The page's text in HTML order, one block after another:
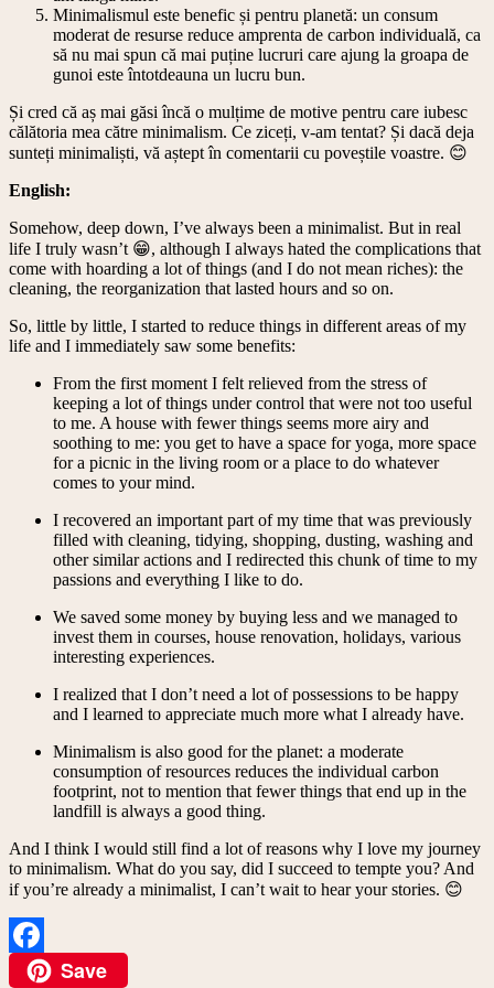
Minimalismul este benefic și pentru planetă: un consum
moderat de resurse reduce amprenta de carbon individuală, ca
să nu mai spun că mai puține lucruri care ajung la groapa de
gunoi este întotdeauna un lucru bun.
Și cred că aș mai găsi încă o mulțime de motive pentru care iubesc
călătoria mea către minimalism. Ce ziceți, v-am tentat? Și dacă deja
sunteți minimaliști, vă aștept în comentarii cu poveștile voastre. 😊
English:
Somehow, deep down, I’ve always been a minimalist. But in real
life I truly wasn’t 😁, although I always hated the complications that
come with hoarding a lot of things (and I do not mean riches): the
cleaning, the reorganization that lasted hours and so on.
So, little by little, I started to reduce things in different areas of my
life and I immediately saw some benefits:
From the first moment I felt relieved from the stress of
keeping a lot of things under control that were not too useful
to me. A house with fewer things seems more airy and
soothing to me: you get to have a space for yoga, more space
for a picnic in the living room or a place to do whatever
comes to your mind.
I recovered an important part of my time that was previously
filled with cleaning, tidying, shopping, dusting, washing and
other similar actions and I redirected this chunk of time to my
passions and everything I like to do.
We saved some money by buying less and we managed to
invest them in courses, house renovation, holidays, various
interesting experiences.
I realized that I don’t need a lot of possessions to be happy
and I learned to appreciate much more what I already have.
Minimalism is also good for the planet: a moderate
consumption of resources reduces the individual carbon
footprint, not to mention that fewer things that end up in the
landfill is always a good thing.
And I think I would still find a lot of reasons why I love my journey
to minimalism. What do you say, did I succeed to tempte you? And
if you’re already a minimalist, I can’t wait to hear your stories. 😊
FacebookSave